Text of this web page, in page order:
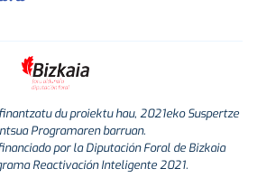
du proiektu hau, 2021eko Suspertze
Programaren barruan.
por la Diputación Foral de Bizkaia
Reactivación Inteligente 2021.